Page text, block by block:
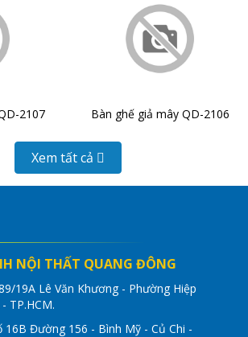
2107 Bàn ghế giả mây QD-2106
Xem tất cả
NỘI THẤT QUANG ĐÔNG
19A Lê Văn Khương - Phường Hiệp
TP.HCM.
16B Đường 156 - Bình Mỹ - Củ Chi -